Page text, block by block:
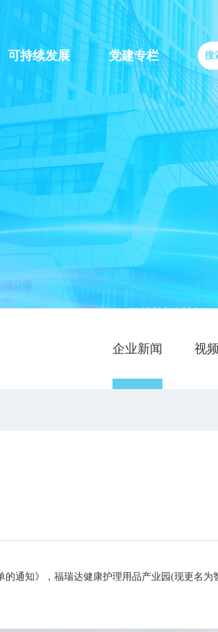
可持续发展 党建专栏
企业新闻 视
通知》，福瑞达健康护理用品产业园(现更名为